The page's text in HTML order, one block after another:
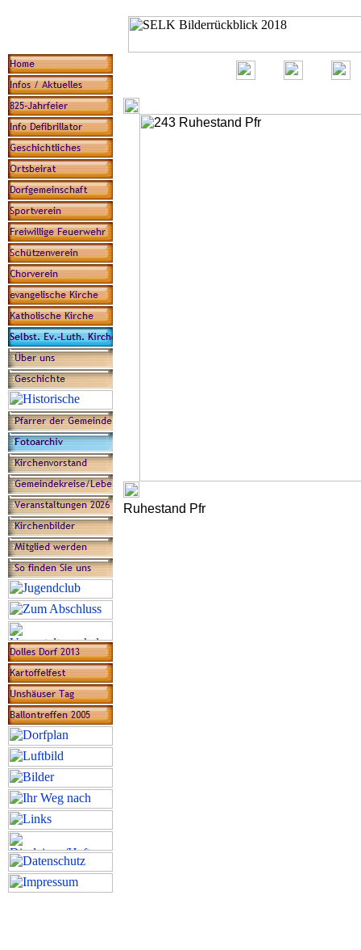
Ruhestand Pfr